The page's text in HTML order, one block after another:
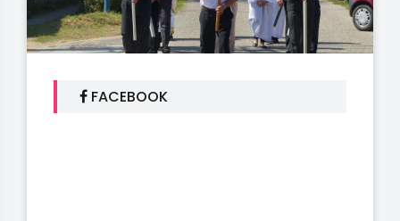
FACEBOOK